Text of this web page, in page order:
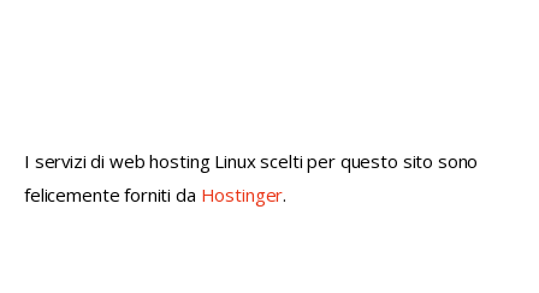
I servizi di web hosting Linux scelti per questo sito sono
felicemente forniti da Hostinger.